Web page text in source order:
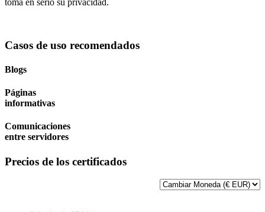
toma en serio su privacidad.
Casos de uso recomendados
Blogs
Páginas
informativas
Comunicaciones
entre servidores
Precios de los certificados